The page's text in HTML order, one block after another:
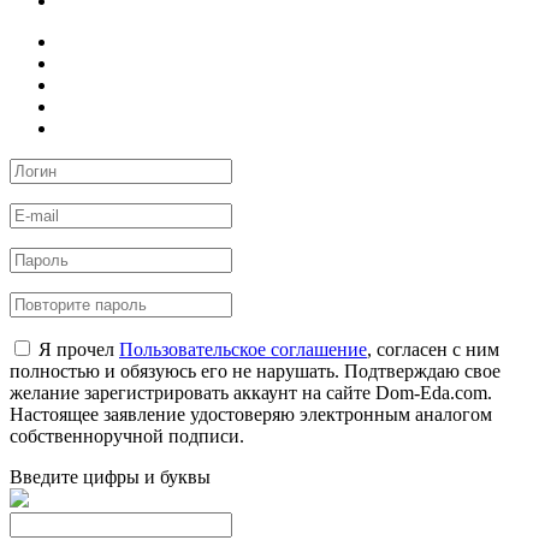
Я прочел Пользовательское соглашение, согласен с ним
полностью и обязуюсь его не нарушать. Подтверждаю свое
желание зарегистрировать аккаунт на сайте Dom-Eda.com.
Настоящее заявление удостоверяю электронным аналогом
собственноручной подписи.
Введите цифры и буквы